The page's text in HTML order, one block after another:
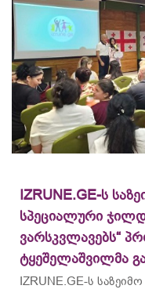
IZRUNE.GE-ს
სპეციალური
ვარსკვლავებს“
ტყეშელაშვილმა
IZRUNE.GE-ს